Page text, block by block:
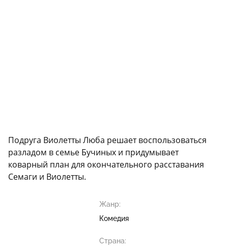
Подруга Виолетты Люба решает воспользоваться
разладом в семье Бучиных и придумывает
коварный план для окончательного расставания
Семаги и Виолетты.
Жанр:
Комедия
Страна: